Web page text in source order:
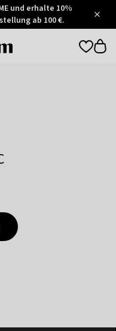
und erhalte 10%
ab 100 €.